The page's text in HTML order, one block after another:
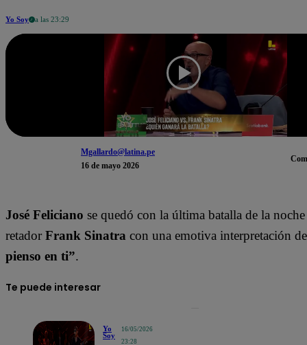
Yo Soy a las 23:29
Mgallardo@latina.pe
16 de mayo 2026
José Feliciano se quedó con la última batalla de la
retador Frank Sinatra con una emotiva interpretación
pienso en ti”.
Te puede interesar
Yo
Soy
16/05/2026
23:28